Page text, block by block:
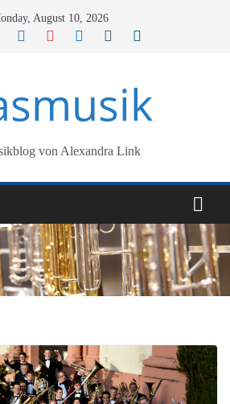
August 10, 2026
von Alexandra Link